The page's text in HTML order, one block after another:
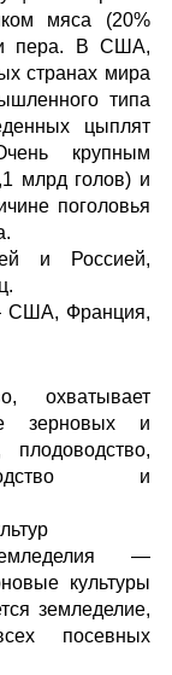
мяса (20%
и пера. В США,
странах мира
типа
цыплят
крупным
млрд голов) и
поголовья
и Россией,
США, Франция,
охватывает
зерновых и
плодоводство,
и
—
культуры
земледелие,
посевных